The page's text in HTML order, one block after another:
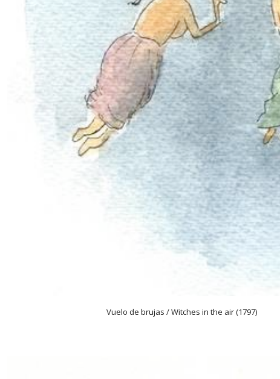
Vuelo de brujas / Witches in the air (1797)